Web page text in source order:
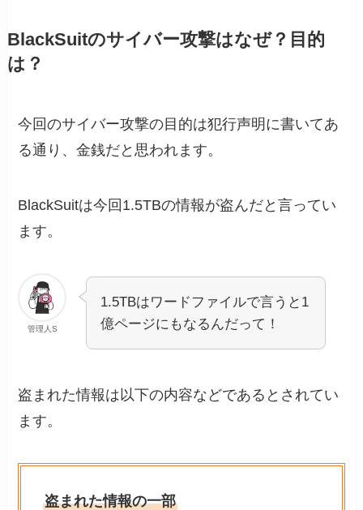
BlackSuitのサイバー攻撃はなぜ？目的
は？
今回のサイバー攻撃の目的は犯行声明に書いてあ
る通り、金銭だと思われます。
BlackSuitは今回1.5TBの情報が盗んだと言ってい
ます。
管理人S
1.5TBはワードファイルで言うと1
億ページにもなるんだって！
盗まれた情報は以下の内容などであるとされてい
ます。
盗まれた情報の一部